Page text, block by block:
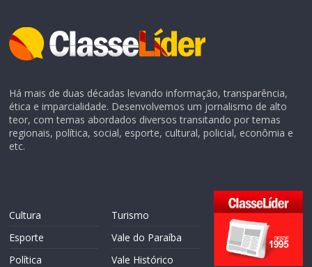
Há mais de duas décadas levando informação, transparência,
ética e imparcialidade. Desenvolvemos um jornalismo de alto
teor, com temas abordados diversos transitando por temas
regionais, política, social, esporte, cultural, policial, econômia e
etc.
Cultura
Esporte
Política
Turismo
Vale do Paraíba
Vale Histórico